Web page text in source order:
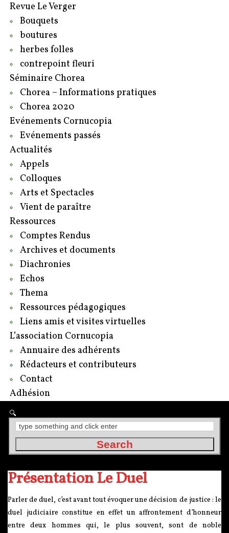
Revue Le Verger
Bouquets
boutures
herbes folles
contrepoint fleuri
Séminaire Chorea
Chorea – Informations pratiques
Chorea 2020
Evénements Cornucopia
Evénements passés
Actualités
Appels
Colloques
Arts et Spectacles
Vient de paraître
Ressources
Comptes Rendus
Archives et documents
Diachronies
Echos
Thema
Ressources pédagogiques
Liens amis et visites virtuelles
L’association Cornucopia
Annuaire des adhérents
Rédacteurs et contributeurs
Contact
Adhésion
Présentation Le Duel
Parler de duel, c’est avant tout évoquer une décision de justice : le
duel judiciaire constitue en effet un affrontement d’honneur
entre deux hommes qui, le plus souvent, sont de noble